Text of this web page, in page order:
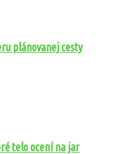
plánovanej cesty
telo ocení na jar